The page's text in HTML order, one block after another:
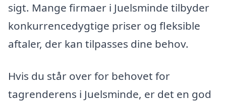
sigt. Mange firmaer i Juelsminde tilbyder
konkurrencedygtige priser og fleksible
aftaler, der kan tilpasses dine behov.
Hvis du står over for behovet for
tagrenderens i Juelsminde, er det en god